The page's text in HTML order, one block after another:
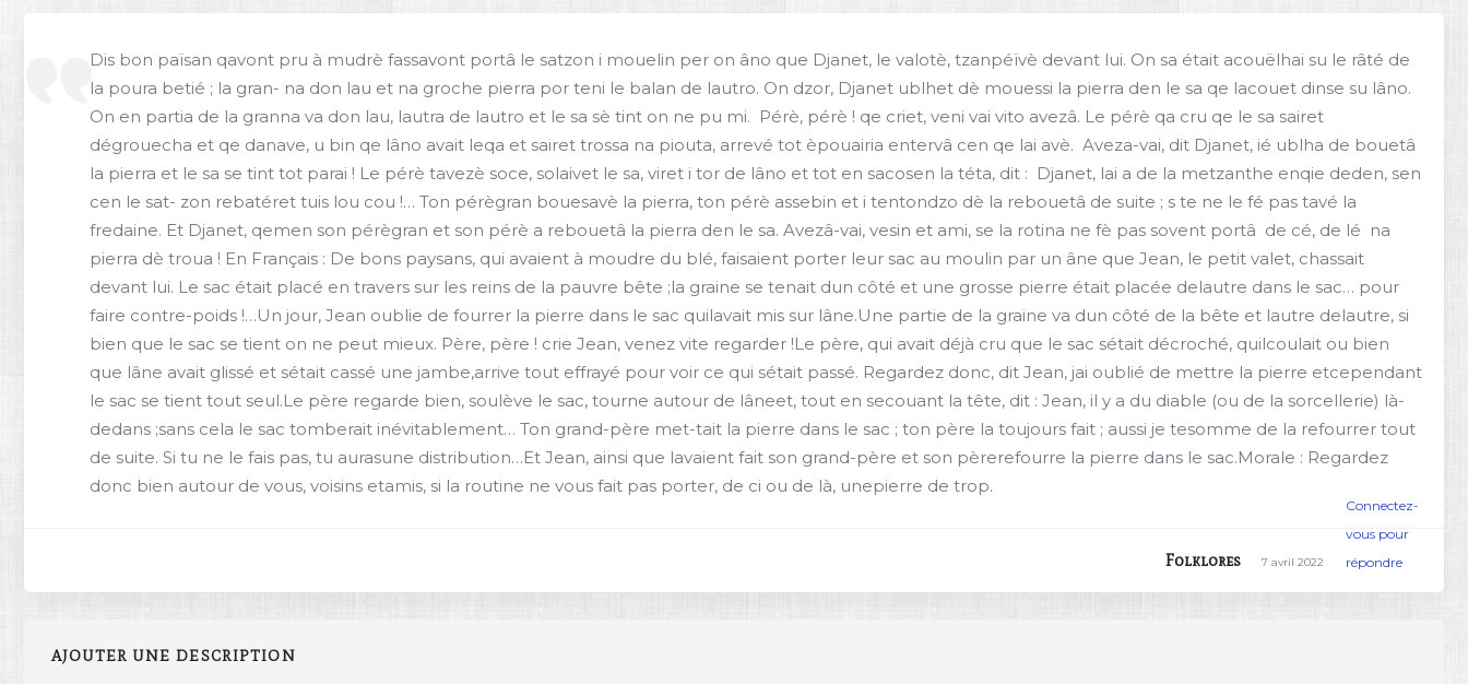
Dis bon païsan qavont pru à mudrè fassavont portâ le satzon i mouelin per on âno que Djanet, le valotè, tzanpéïvè devant lui. On sa était acouëlhai su le râté de
la poura betié ; la gran- na don lau et na groche pierra por teni le balan de lautro. On dzor, Djanet ublhet dè mouessi la pierra den le sa qe lacouet dinse su lâno.
On en partia de la granna va don lau, lautra de lautro et le sa sè tint on ne pu mi.  Pérè, pérè ! qe criet, veni vai vito avezâ. Le pérè qa cru qe le sa sairet
dégrouecha et qe danave, u bin qe lâno avait leqa et sairet trossa na piouta, arrevé tot èpouairia entervâ cen qe lai avè.  Aveza-vai, dit Djanet, ié ublha de bouetâ
la pierra et le sa se tint tot parai ! Le pérè tavezè soce, solaivet le sa, viret i tor de lâno et tot en sacosen la téta, dit :  Djanet, lai a de la metzanthe enqie deden, sen
cen le sat- zon rebatéret tuis lou cou !… Ton pérègran bouesavè la pierra, ton pérè assebin et i tentondzo dè la rebouetâ de suite ; s te ne le fé pas tavé la
fredaine. Et Djanet, qemen son pérègran et son pérè a rebouetâ la pierra den le sa. Avezâ-vai, vesin et ami, se la rotina ne fè pas sovent portâ  de cé, de lé  na
pierra dè troua ! En Français : De bons paysans, qui avaient à moudre du blé, faisaient porter leur sac au moulin par un âne que Jean, le petit valet, chassait
devant lui. Le sac était placé en travers sur les reins de la pauvre bête ;la graine se tenait dun côté et une grosse pierre était placée delautre dans le sac… pour
faire contre-poids !…Un jour, Jean oublie de fourrer la pierre dans le sac quilavait mis sur lâne.Une partie de la graine va dun côté de la bête et lautre delautre, si
bien que le sac se tient on ne peut mieux. Père, père ! crie Jean, venez vite regarder !Le père, qui avait déjà cru que le sac sétait décroché, quilcoulait ou bien
que lâne avait glissé et sétait cassé une jambe,arrive tout effrayé pour voir ce qui sétait passé. Regardez donc, dit Jean, jai oublié de mettre la pierre etcependant
le sac se tient tout seul.Le père regarde bien, soulève le sac, tourne autour de lâneet, tout en secouant la tête, dit : Jean, il y a du diable (ou de la sorcellerie) là-
dedans ;sans cela le sac tomberait inévitablement… Ton grand-père met-tait la pierre dans le sac ; ton père la toujours fait ; aussi je tesomme de la refourrer tout
de suite. Si tu ne le fais pas, tu aurasune distribution…Et Jean, ainsi que lavaient fait son grand-père et son pèrerefourre la pierre dans le sac.Morale : Regardez
donc bien autour de vous, voisins etamis, si la routine ne vous fait pas porter, de ci ou de là, unepierre de trop.
Folklores 7 avril 2022
Connectez-
vous pour
répondre
AJOUTER UNE DESCRIPTION